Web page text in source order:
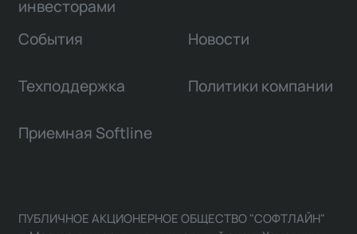
инвесторами
События Новости
Техподдержка Политики компании
Приемная Softline
ПУБЛИЧНОЕ АКЦИОНЕРНОЕ ОБЩЕСТВО "СОФТЛАЙН"